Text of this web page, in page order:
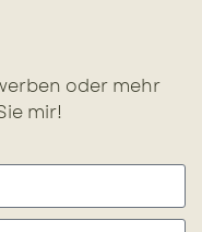
oder mehr
mir!